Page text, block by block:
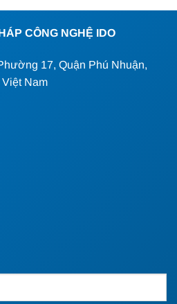
CÔNG NGHỆ IDO
17, Quận Phú Nhuận,
Nam